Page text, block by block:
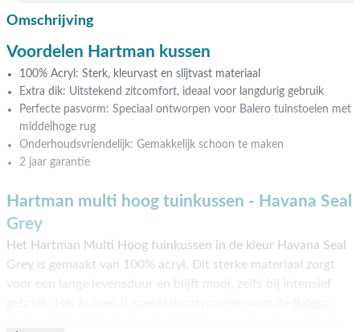
Omschrijving
Voordelen Hartman kussen
100% Acryl: Sterk, kleurvast en slijtvast materiaal
Extra dik: Uitstekend zitcomfort, ideaal voor langdurig gebruik
Perfecte pasvorm: Speciaal ontworpen voor Balero tuinstoelen met
middelhoge rug
Onderhoudsvriendelijk: Gemakkelijk schoon te maken
2 jaar garantie
Hartman multi hoog tuinkussen - Havana Seal
Grey
Het Hartman Multi Hoog tuinkussen in de kleur Havana Seal
Grey is gemaakt van 100% acryl. Dit sterke materiaal zorgt
voor een lange levensduur en blijft mooi, zelfs bij intensief